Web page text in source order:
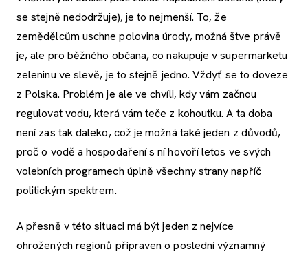
se stejně nedodržuje), je to nejmenší. To, že
zemědělcům uschne polovina úrody, možná štve právě
je, ale pro běžného občana, co nakupuje v supermarketu
zeleninu ve slevě, je to stejně jedno. Vždyť se to doveze
z Polska. Problém je ale ve chvíli, kdy vám začnou
regulovat vodu, která vám teče z kohoutku. A ta doba
není zas tak daleko, což je možná také jeden z důvodů,
proč o vodě a hospodaření s ní hovoří letos ve svých
volebních programech úplně všechny strany napříč
politickým spektrem.
A přesně v této situaci má být jeden z nejvíce
ohrožených regionů připraven o poslední významný